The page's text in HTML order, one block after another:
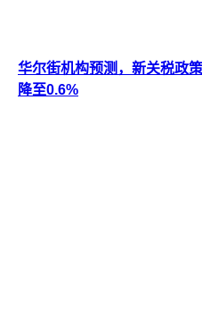
华尔街机构预测，新关税政
降至0.6%